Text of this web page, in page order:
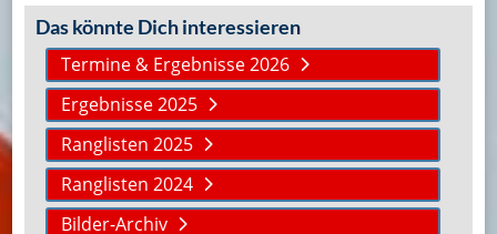
Das könnte Dich interessieren
Termine & Ergebnisse 2026
Ergebnisse 2025
Ranglisten 2025
Ranglisten 2024
Bilder-Archiv